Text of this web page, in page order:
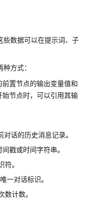
些数据可以在提示词、子
方式：
置节点的输出变量值和
节点时，可以引用其输
对话的历史消息记录。
戳或时间字符串。
。
一对话标识。
数计数。